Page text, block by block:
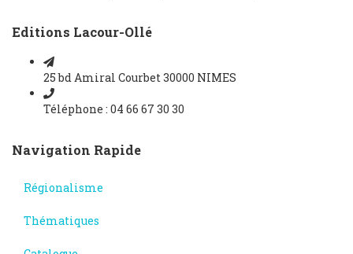
Editions Lacour-Ollé
25 bd Amiral Courbet 30000 NIMES
Téléphone : 04 66 67 30 30
Navigation Rapide
Régionalisme
Thématiques